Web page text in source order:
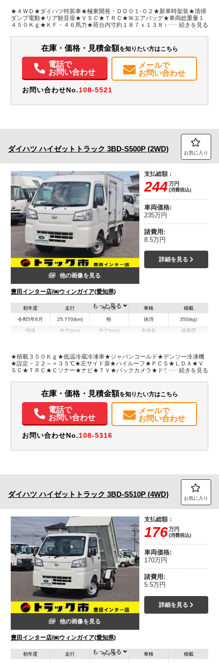
H:540
H:1,770
装備情報
パワステ
メンテナンスノート（保証書）
★４ＷＤ★ダイハツ特装車★極東開発・ＤＤ０１-０２★新車時架装★清掃
ダンプ電動★リア観音扉★ＶＳＣ★ＴＲＣ★Ｗエアバッグ★車両総重量１
４５０Ｋｇ★ＫＦ・４６馬力★荷台内寸約１８７ｘ１３８ｘ５４★ダンプ
説・スペアキー※スマートアシストレス
在庫・価格・見積金額を知りたい方はこちら
電話で
お問い合わせ
メールで
お問い合わせ
お問い合わせNo.108-5521
ダイハツ ハイゼットトラック 3BD-S500P (2WD) お気に入り
他の画像を見る
豊田インター店/㈱ウィンガイア(愛知県)
支払総額：
244万円
(消費税込)
車両価格:
235万円
諸費用:
8.5万円
詳細を見る
初年度
令和5年6月
走行
25,770(km)
サイズ
軽
車検
抹消
積載
350(kg)
地域 内寸(mm)
H:1,050
外寸(mm)
H:1,960
本体色 修復歴
装備情報
パワステ
記録簿（一部含む）
取扱説明書（一部含む）
メンテナンスノート（保証書）
もっと見る
★積載３５０Ｋｇ★低温冷蔵冷凍車★ジャパンコールド★デンソー冷凍機
★設定－２２～＋３５℃★左サイド扉★ハイルーフ★ＰＣＳ★ＬＤＡ★Ｖ
ＳＣ★ＴＲＣ★Ｃソナー★ナビ★ＴＶ★バックカメラ★ドラレコ★ＫＦ・
まで！★保証書・記録簿・取説・上物取説★車両総重量１４５０ＫＧ★Ｗ
エアバック★スペアキー★型式ＣＧ ６６６Ｌ★樹脂製スノコ★
在庫・価格・見積金額を知りたい方はこちら
電話で
お問い合わせ
メールで
お問い合わせ
お問い合わせNo.108-5316
ダイハツ ハイゼットトラック 3BD-S510P (4WD) お気に入り
他の画像を見る
豊田インター店/㈱ウィンガイア(愛知県)
支払総額：
176万円
(消費税込)
車両価格:
170万円
諸費用:
5.5万円
詳細を見る
初年度 走行 サイズ 車検 積載
もっと見る